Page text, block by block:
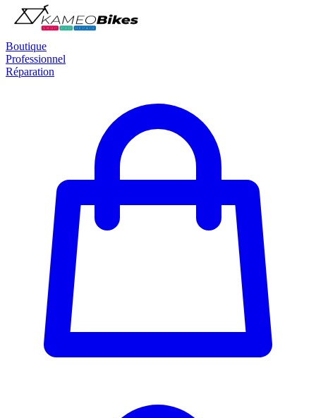
Boutique
Professionnel
Réparation